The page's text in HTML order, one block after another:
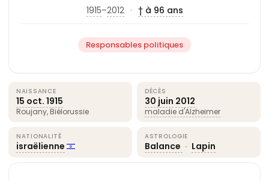
1915–2012 · † à 96 ans
Responsables politiques
NAISSANCE
15 oct. 1915
Roujany, Biélorussie
DÉCÈS
30 juin 2012
maladie d'Alzheimer
NATIONALITÉ
israëlienne
ASTROLOGIE
Balance · Lapin